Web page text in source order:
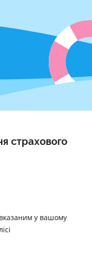
страхового
у вашому